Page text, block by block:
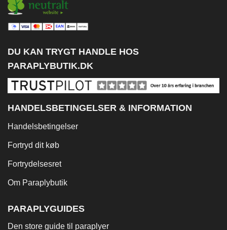
DU KAN TRYGT HANDLE HOS
PARAPLYBUTIK.DK
HANDELSBETINGELSER & INFORMATION
Handelsbetingelser
Fortryd dit køb
Fortrydelsesret
Om Paraplybutik
PARAPLYGUIDES
Den store guide til paraplyer